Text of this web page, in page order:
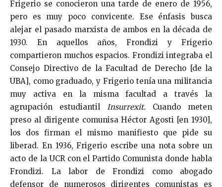
Frigerio se conocieron una tarde de enero de 1956,
pero es muy poco convicente. Ese énfasis busca
alejar el pasado marxista de ambos en la década de
1930. En aquellos años, Frondizi y Frigerio
compartieron muchos espacios. Frondizi integraba el
Consejo Directivo de la Facultad de Derecho [de la
UBA], como graduado, y Frigerio tenía una militancia
muy activa en la misma facultad a través la
agrupación estudiantil Insurrexit. Cuando meten
preso al dirigente comunisa Héctor Agosti [en 1930],
los dos firman el mismo manifiesto que pide su
liberad. En 1936, Frigerio escribe una nota sobre un
acto de la UCR con el Partido Comunista donde habla
Frondizi. La labor de Frondizi como abogado
defensor de numerosos dirigentes comunistas es